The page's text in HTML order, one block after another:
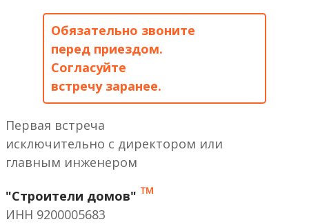
Обязательно звоните
перед приездом.
Согласуйте
встречу заранее.
Первая встреча
исключительно с директором или
главным инженером
"Строители домов" ™
ИНН 9200005683